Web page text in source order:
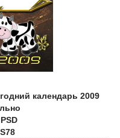
календарь 2009